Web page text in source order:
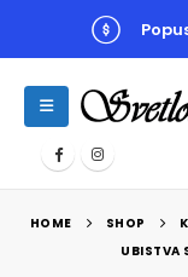
HOME SHOP
UBISTVA